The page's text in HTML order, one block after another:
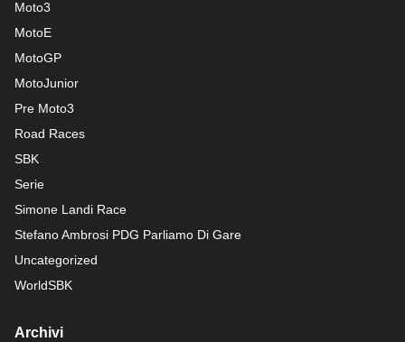
Moto3
MotoE
MotoGP
MotoJunior
Pre Moto3
Road Races
SBK
Serie
Simone Landi Race
Stefano Ambrosi PDG Parliamo Di Gare
Uncategorized
WorldSBK
Archivi